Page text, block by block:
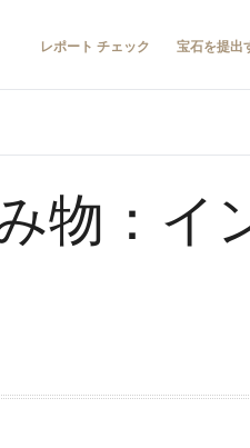
レポート チェック 宝石を提出
物：イ